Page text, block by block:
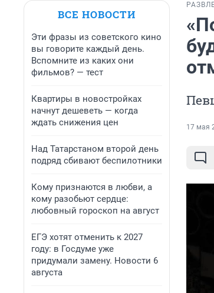
ВСЕ НОВОСТИ
Эти фразы из советского кино
вы говорите каждый день.
Вспомните из каких они
фильмов? — тест
Квартиры в новостройках
начнут дешеветь — когда
ждать снижения цен
Над Татарстаном второй день
подряд сбивают беспилотники
Кому признаются в любви, а
кому разобьют сердце:
любовный гороскоп на август
ЕГЭ хотят отменить к 2027
году: в Госдуме уже
придумали замену. Новости 6
августа
17 мая